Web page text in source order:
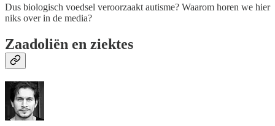
Dus biologisch voedsel veroorzaakt autisme? Waarom horen we hier
niks over in de media?
Zaadoliën en ziektes